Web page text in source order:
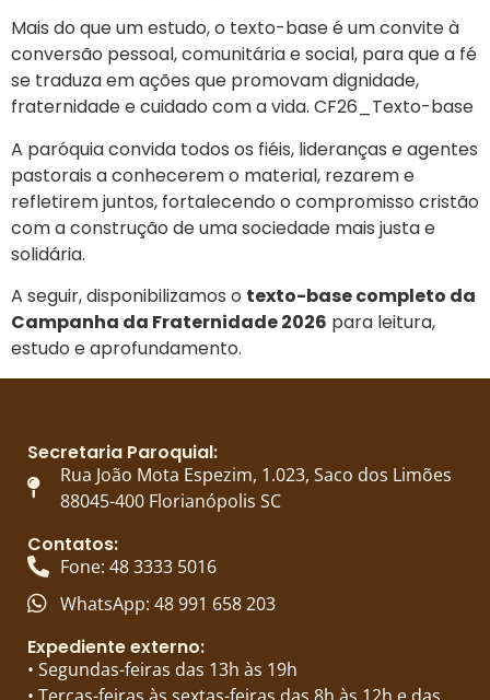
Mais do que um estudo, o texto-base é um convite à
conversão pessoal, comunitária e social, para que a fé
se traduza em ações que promovam dignidade,
fraternidade e cuidado com a vida. CF26_Texto-base
A paróquia convida todos os fiéis, lideranças e agentes
pastorais a conhecerem o material, rezarem e
refletirem juntos, fortalecendo o compromisso cristão
com a construção de uma sociedade mais justa e
solidária.
A seguir, disponibilizamos o texto-base completo da
Campanha da Fraternidade 2026 para leitura,
estudo e aprofundamento.
Secretaria Paroquial:
Rua João Mota Espezim, 1.023, Saco dos Limões
88045-400 Florianópolis SC
Contatos:
Fone: 48 3333 5016
WhatsApp: 48 991 658 203
Expediente externo:
• Segundas-feiras das 13h às 19h
• Terças-feiras às sextas-feiras das 8h às 12h e das